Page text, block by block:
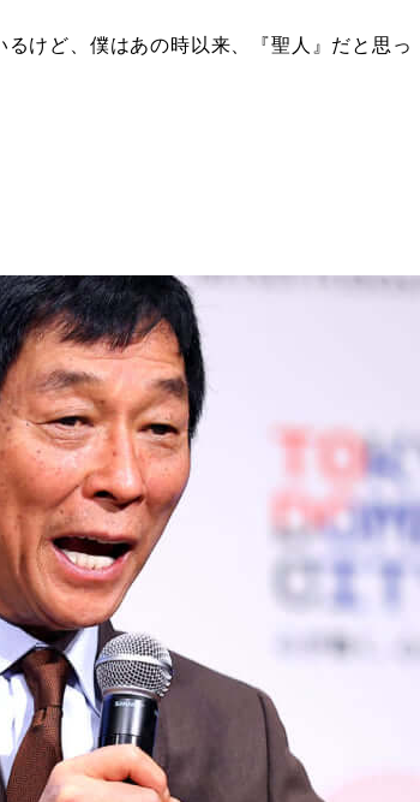
るけど、僕はあの時以来、『聖人』だと思っ